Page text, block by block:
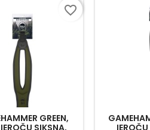
GREEN,
SIKSNA,
favorite_border